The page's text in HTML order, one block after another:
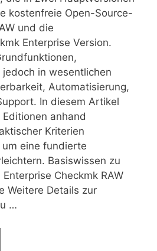
kostenfreie Open-Source-
und die
Enterprise Version.
in wesentlichen
Automatisierung,
In diesem Artikel
anhand
Kriterien
eine fundierte
Basiswissen zu
Checkmk RAW
Weitere Details zur
…